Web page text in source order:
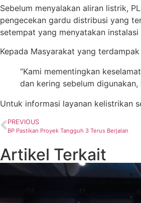
Sebelum menyalakan aliran listrik,
pengecekan gardu distribusi yang
setempat yang menyatakan
Kepada Masyarakat yang
“Kami mementingkan
dan kering sebelum
Untuk informasi layanan kelistrikan
PREVIOUS
BP Pastikan Proyek Tangguh 3 Terus Berjalan
Artikel Terkait